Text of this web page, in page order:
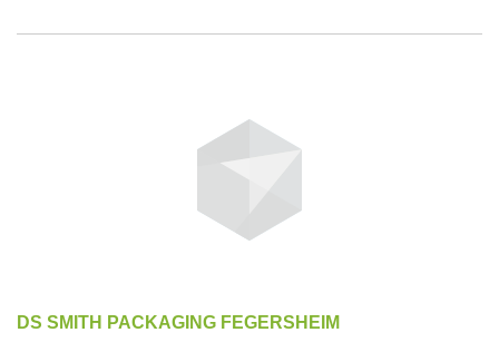
DS SMITH PACKAGING FEGERSHEIM